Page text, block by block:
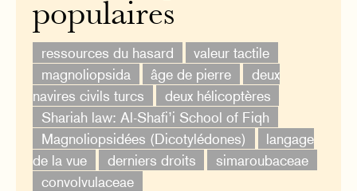
populaires
ressources du hasard
valeur tactile
magnoliopsida
âge de pierre
deux
navires civils turcs
deux hélicoptères
Shariah law: Al-Shafi’i School of Fiqh
Magnoliopsidées (Dicotylédones)
langage
de la vue
derniers droits
simaroubaceae
convolvulaceae